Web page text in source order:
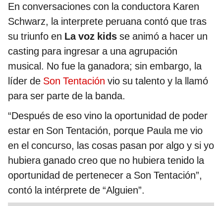
En conversaciones con la conductora Karen
Schwarz, la interprete peruana contó que tras
su triunfo en La voz kids se animó a hacer un
casting para ingresar a una agrupación
musical. No fue la ganadora; sin embargo, la
líder de Son Tentación vio su talento y la llamó
para ser parte de la banda.
“Después de eso vino la oportunidad de poder
estar en Son Tentación, porque Paula me vio
en el concurso, las cosas pasan por algo y si yo
hubiera ganado creo que no hubiera tenido la
oportunidad de pertenecer a Son Tentación”,
contó la intérprete de “Alguien”.